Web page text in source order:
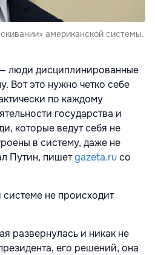
американской системы.
люди дисциплинированные
Вот это нужно четко себе
по каждому
государства и
которые ведут себя не
в систему, даже не
Путин, пишетgazeta.ruсо
не происходит
развернулась и никак не
его решений, она